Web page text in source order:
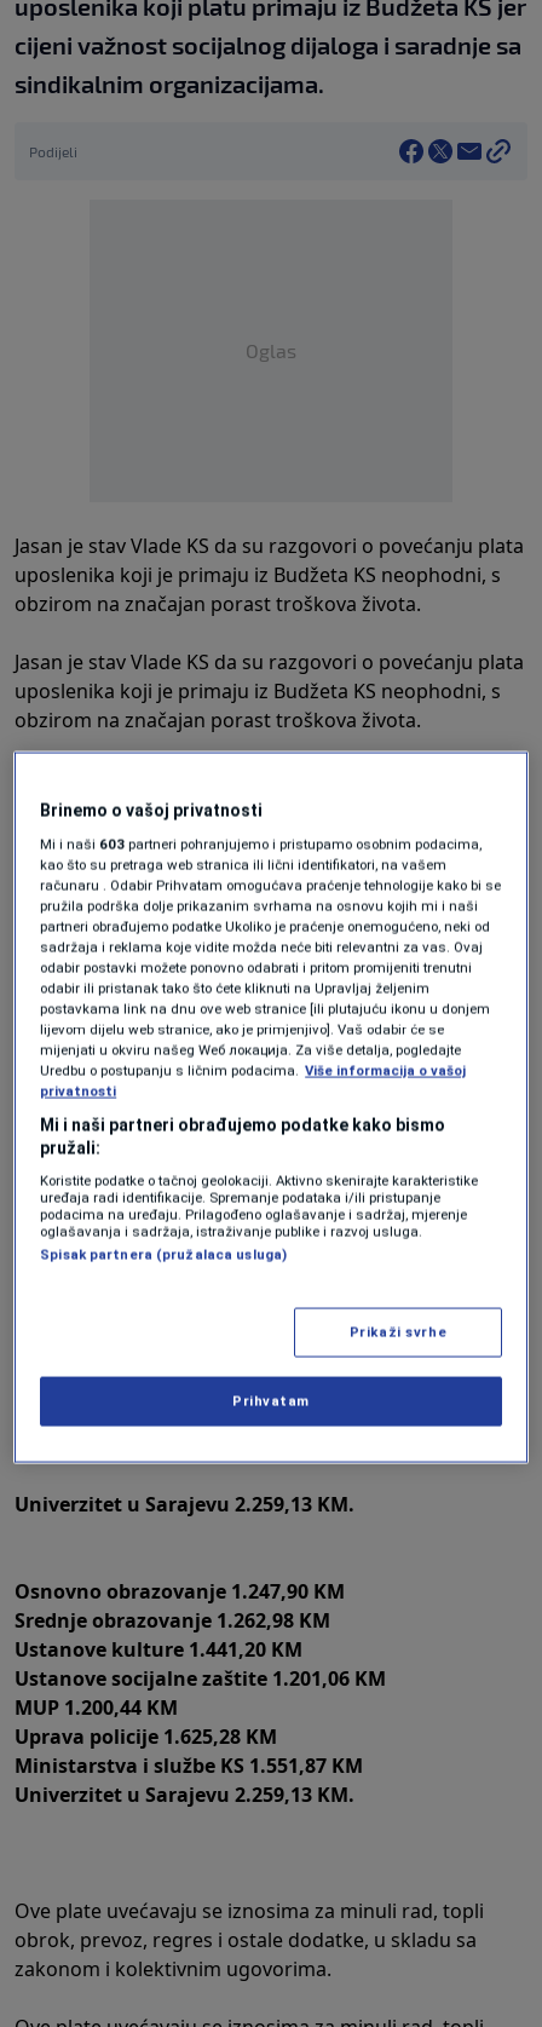
uposlenika koji platu primaju iz Budžeta KS jer
cijeni važnost socijalnog dijaloga i saradnje sa
sindikalnim organizacijama.
Podijeli
Oglas
Jasan je stav Vlade KS da su razgovori o povećanju plata
uposlenika koji je primaju iz Budžeta KS neophodni, s
obzirom na značajan porast troškova života.
Jasan je stav Vlade KS da su razgovori o povećanju plata
uposlenika koji je primaju iz Budžeta KS neophodni, s
obzirom na značajan porast troškova života.
U tom kontekstu, bitno je navesti činjenice o prosječnim
platama u Kantonu Sarajevo po sektorima:
U tom kontekstu, bitno je navesti činjenice o prosječnim
platama u Kantonu Sarajevo po sektorima:
Osnovno obrazovanje 1.247,90 KM
Srednje obrazovanje 1.262,98 KM
Ustanove kulture 1.441,20 KM
Ustanove socijalne zaštite 1.201,06 KM
Univerzitet u Sarajevu 2.259,13 KM.
Osnovno obrazovanje 1.247,90 KM
Srednje obrazovanje 1.262,98 KM
Ustanove kulture 1.441,20 KM
Ustanove socijalne zaštite 1.201,06 KM
MUP 1.200,44 KM
Uprava policije 1.625,28 KM
Ministarstva i službe KS 1.551,87 KM
Univerzitet u Sarajevu 2.259,13 KM.
Ove plate uvećavaju se iznosima za minuli rad, topli
obrok, prevoz, regres i ostale dodatke, u skladu sa
zakonom i kolektivnim ugovorima.
Brinemo o vašoj privatnosti
Mi i naši 603 partneri pohranjujemo i pristupamo osobnim podacima,
kao što su pretraga web stranica ili lični identifikatori, na vašem
računaru . Odabir Prihvatam omogućava praćenje tehnologije kako bi se
pružila podrška dolje prikazanim svrhama na osnovu kojih mi i naši
partneri obrađujemo podatke Ukoliko je praćenje onemogućeno, neki od
sadržaja i reklama koje vidite možda neće biti relevantni za vas. Ovaj
odabir postavki možete ponovno odabrati i pritom promijeniti trenutni
odabir ili pristanak tako što ćete kliknuti na Upravljaj željenim
postavkama link na dnu ove web stranice [ili plutajuću ikonu u donjem
lijevom dijelu web stranice, ako je primjenjivo]. Vaš odabir će se
mijenjati u okviru našeg Wеб локација. Za više detalja, pogledajte
Uredbu o postupanju s ličnim podacima. Više informacija o vašoj
privatnosti
Mi i naši partneri obrađujemo podatke kako bismo
pružali:
Koristite podatke o tačnoj geolokaciji. Aktivno skenirajte karakteristike
uređaja radi identifikacije. Spremanje podataka i/ili pristupanje
podacima na uređaju. Prilagođeno oglašavanje i sadržaj, mjerenje
oglašavanja i sadržaja, istraživanje publike i razvoj usluga.
Spisak partnera (pružalaca usluga)
Prikaži svrhe
Prihvatam